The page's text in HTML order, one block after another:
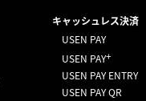
キャッシュレス決済
USEN PAY
USEN PAY+
USEN PAY ENTRY
USEN PAY QR